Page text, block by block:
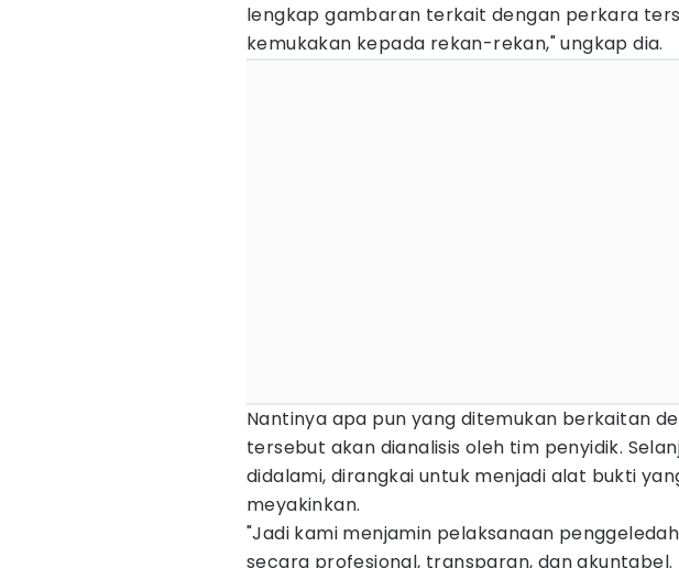
lengkap gambaran terkait dengan perkara
kemukakan kepada rekan-rekan," ungkap dia.
Nantinya apa pun yang ditemukan berkaitan
tersebut akan dianalisis oleh tim penyidik.
didalami, dirangkai untuk menjadi alat bukti
meyakinkan.
"Jadi kami menjamin pelaksanaan
secara profesional, transparan, dan akuntabel.